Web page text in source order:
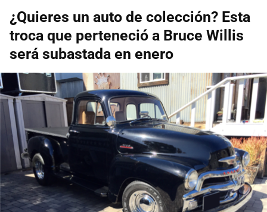
¿Quieres un auto de colección? Esta
troca que perteneció a Bruce Willis
será subastada en enero